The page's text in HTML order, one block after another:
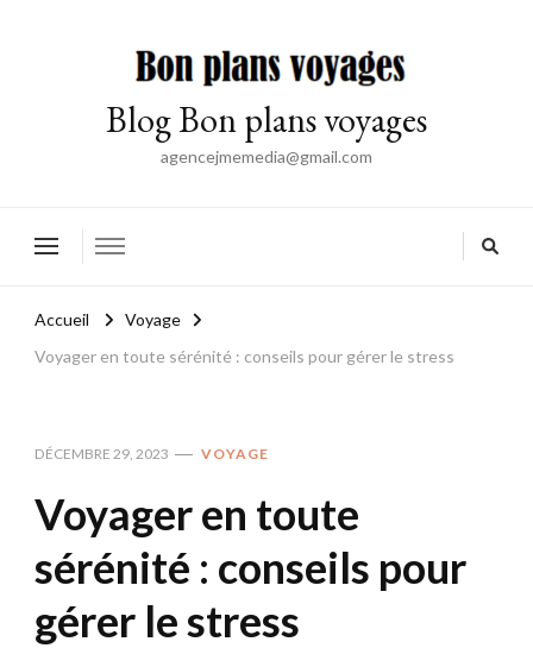
Blog Bon plans voyages
agencejmemedia@gmail.com
Accueil
Voyage
Voyager en toute sérénité : conseils pour gérer le stress
DÉCEMBRE 29, 2023 VOYAGE
Voyager en toute
sérénité : conseils pour
gérer le stress